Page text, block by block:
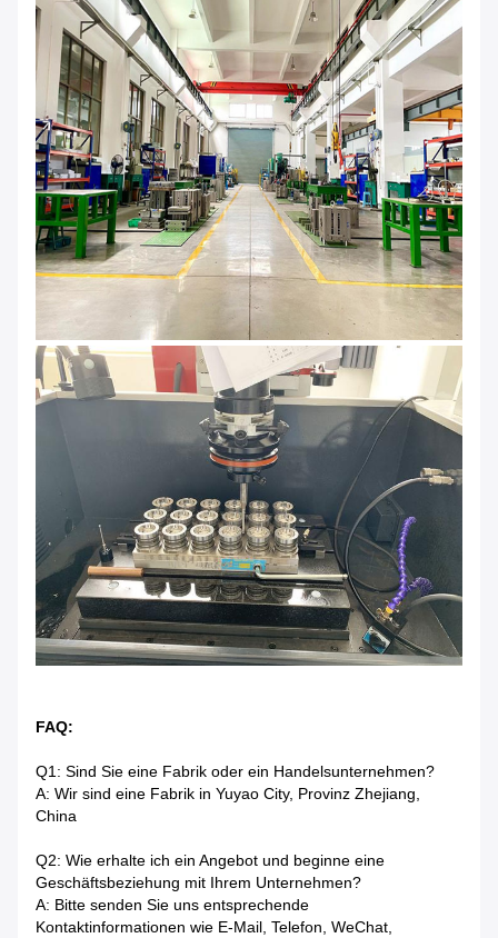
FAQ:
Q1: Sind Sie eine Fabrik oder ein Handelsunternehmen?
A: Wir sind eine Fabrik in Yuyao City, Provinz Zhejiang,
China
Q2: Wie erhalte ich ein Angebot und beginne eine
Geschäftsbeziehung mit Ihrem Unternehmen?
A: Bitte senden Sie uns entsprechende
Kontaktinformationen wie E-Mail, Telefon, WeChat,